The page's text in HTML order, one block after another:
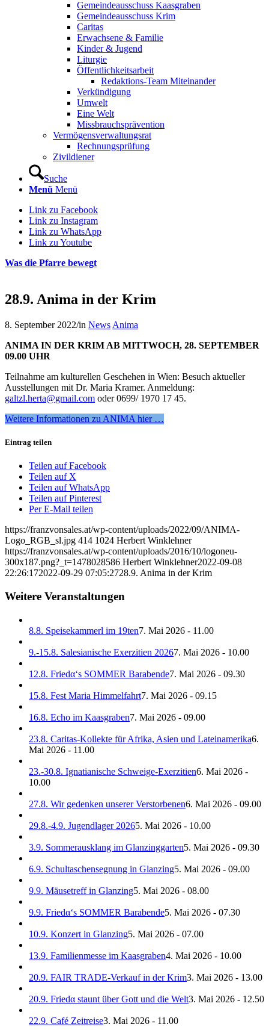
Gemeindeausschuss Kaasgraben
Gemeindeausschuss Krim
Caritas
Erwachsene & Familie
Kinder & Jugend
Liturgie
Öffentlichkeitsarbeit
Redaktions-Team Miteinander
Verkündigung
Umwelt
Eine Welt
Missbrauchsprävention
Vermögensverwaltungsrat
Rechnungsprüfung
Zivildiener
Suche
Menü Menü
Link zu Facebook
Link zu Instagram
Link zu WhatsApp
Link zu Youtube
Was die Pfarre bewegt
28.9. Anima in der Krim
8. September 2022/in News Anima
ANIMA IN DER KRIM AB MITTWOCH, 28. SEPTEMBER
09.00 UHR
Teilnahme am kulturellen Geschehen in Wien: Besuch aktueller
Ausstellungen mit Dr. Maria Kramer. Anmeldung:
galtzl.herta@gmail.com oder 0699/ 1970 17 45.
Weitere Informationen zu ANIMA hier …
Eintrag teilen
Teilen auf Facebook
Teilen auf X
Teilen auf WhatsApp
Teilen auf Pinterest
Per E-Mail teilen
https://franzvonsales.at/wp-content/uploads/2022/09/ANIMA-
Logo_RGB_sl.jpg 414 1024 Herbert Winklehner
https://franzvonsales.at/wp-content/uploads/2016/10/logoneu-
300x187.png?_t=1478028586 Herbert Winklehner2022-09-08
22:26:172022-09-29 07:05:2728.9. Anima in der Krim
Weitere Veranstaltungen
8.8. Speisekammerl im 19ten7. Mai 2026 - 11.00
9.-15.8. Salesianische Exerzitien 20267. Mai 2026 - 10.00
12.8. Friedα‘s SOMMER Barabende7. Mai 2026 - 09.30
15.8. Fest Maria Himmelfahrt7. Mai 2026 - 09.15
16.8. Echo im Kaasgraben7. Mai 2026 - 09.00
23.8. Caritas-Kollekte für Afrika, Asien und Lateinamerika6.
Mai 2026 - 11.00
23.-30.8. Ignatianische Schweige-Exerzitien6. Mai 2026 -
10.00
27.8. Wir gedenken unserer Verstorbenen6. Mai 2026 - 09.00
29.8.-4.9. Jugendlager 20265. Mai 2026 - 10.00
3.9. Sommerausklang im Glanzinggarten5. Mai 2026 - 09.30
6.9. Schultaschensegnung in Glanzing5. Mai 2026 - 09.00
9.9. Mäusetreff in Glanzing5. Mai 2026 - 08.00
9.9. Friedα‘s SOMMER Barabende5. Mai 2026 - 07.30
10.9. Konzert in Glanzing5. Mai 2026 - 07.00
13.9. Familienmesse im Kaasgraben4. Mai 2026 - 10.00
20.9. FAIR TRADE-Verkauf in der Krim3. Mai 2026 - 13.00
20.9. Friedα staunt über Gott und die Welt3. Mai 2026 - 12.50
22.9. Café Zeitreise3. Mai 2026 - 11.00